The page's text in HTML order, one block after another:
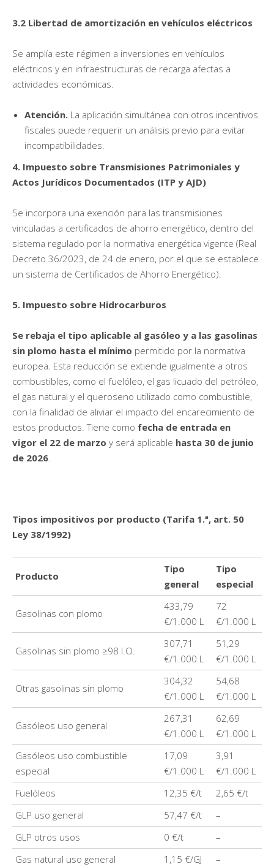
3.2 Libertad de amortización en vehículos eléctricos
Se amplía este régimen a inversiones en vehículos
eléctricos y en infraestructuras de recarga afectas a
actividades económicas.
Atención. La aplicación simultánea con otros incentivos
fiscales puede requerir un análisis previo para evitar
incompatibilidades.
4. Impuesto sobre Transmisiones Patrimoniales y
Actos Jurídicos Documentados (ITP y AJD)
Se incorpora una exención para las transmisiones
vinculadas a certificados de ahorro energético, dentro del
sistema regulado por la normativa energética vigente (Real
Decreto 36/2023, de 24 de enero, por el que se establece
un sistema de Certificados de Ahorro Energético).
5. Impuesto sobre Hidrocarburos
Se rebaja el tipo aplicable al gasóleo y a las gasolinas
sin plomo hasta el mínimo permitido por la normativa
europea. Esta reducción se extiende igualmente a otros
combustibles, como el fuelóleo, el gas licuado del petróleo,
el gas natural y el queroseno utilizado como combustible,
con la finalidad de aliviar el impacto del encarecimiento de
estos productos. Tiene como fecha de entrada en
vigor el 22 de marzo y será aplicable hasta 30 de junio
de 2026
Tipos impositivos por producto (Tarifa 1.ª, art. 50
Ley 38/1992)
Producto
Tipo
general
Tipo
especial
Gasolinas con plomo
433,79
€/1.000 L
72
€/1.000 L
Gasolinas sin plomo ≥98 I.O.
307,71
€/1.000 L
51,29
€/1.000 L
Otras gasolinas sin plomo
304,32
€/1.000 L
54,68
€/1.000 L
Gasóleos uso general
267,31
€/1.000 L
62,69
€/1.000 L
Gasóleos uso combustible
especial
17,09
€/1.000 L
3,91
€/1.000 L
Fuelóleos
12,35 €/t
2,65 €/t
GLP uso general
57,47 €/t
–
GLP otros usos
0 €/t
–
Gas natural uso general
1,15 €/GJ
–